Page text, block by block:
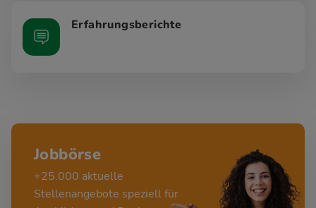
Erfahrungsberichte
Jobbörse
+25.000 aktuelle
Stellenangebote speziell für